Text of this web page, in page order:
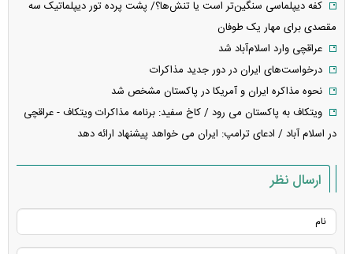
کفه دیپلماسی سنگین‌تر است یا تنش‌ها؟/ پشت پرده تور دیپلماتیک سه
مقصدی برای مهار یک طوفان
عراقچی وارد اسلام‌آباد شد
درخواست‌های ایران در دور جدید مذاکرات
نحوه مذاکره ایران و آمریکا در پاکستان مشخص شد
ویتکاف به پاکستان می رود / کاخ سفید: برنامه مذاکرات ویتکاف - عراقچی
در اسلام آباد / ادعای ترامپ: ایران می خواهد پیشنهاد ارائه دهد
ارسال نظر